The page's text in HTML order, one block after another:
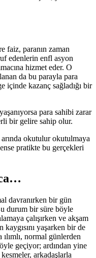
faiz, paranın zaman
edenlerin enfl asyon
hizmet eder. O
da bu parayla para
içinde kazanç sağladığı bir
para sahibi zarar
bir gelire sahip olur.
okutulur okutulmaya
pratikte bu gerçekleri
davranırken bir gün
durum bir süre böyle
çalışırken ve akşam
kaygısını yaşarken bir de
normal günlerden
geçiyor; ardından yine
arkadaşlarla